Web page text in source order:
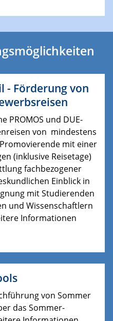
- Förderung von
PROMOS und DUE-
von mindestens
mit einer
(inklusive Reisetage)
fachbezogener
Einblick in
mit Studierenden
und Wissenschaftlern
Informationen
von Sommer
das Sommer-